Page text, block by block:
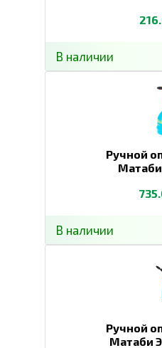
В наличии
Ручной
В наличии
Ручной
Матаби